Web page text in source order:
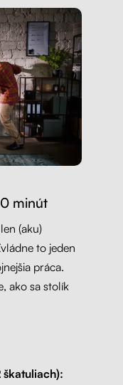
minút
(aku)
to jeden
práca.
ako sa stolík
škatuliach):